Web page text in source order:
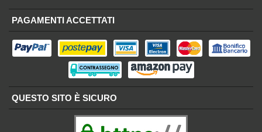
PAGAMENTI ACCETTATI
QUESTO SITO È SICURO